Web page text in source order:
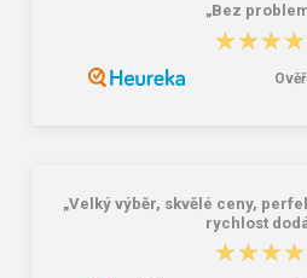
„Bez
„Velký výběr, skvělé ceny,
rychlost